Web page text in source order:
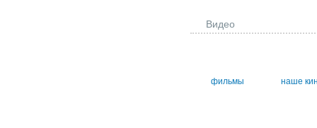
Видео
фильмы наше